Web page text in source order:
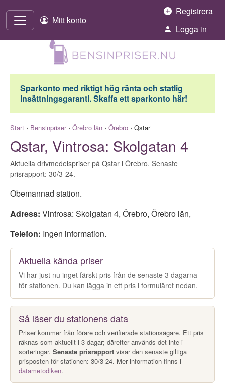
Mitt konto
Registrera
Logga in
Sparkonto med riktigt hög ränta och statlig
insättningsgaranti. Skaffa ett sparkonto här!
Start › Bensinpriser› Örebro län › Örebro › Qstar
Qstar, Vintrosa: Skolgatan 4
Aktuella drivmedelspriser på Qstar i Örebro. Senaste
prisrapport: 30/3-24.
Obemannad station.
Adress: Vintrosa: Skolgatan 4, Örebro, Örebro län,
Telefon: Ingen information.
Aktuella kända priser
Vi har just nu inget färskt pris från de senaste 3 dagarna
för stationen. Du kan lägga in ett pris i formuläret nedan.
Så läser du stationens data
Priser kommer från förare och verifierade stationsägare. Ett pris
räknas som aktuellt i 3 dagar; därefter används det inte i
sorteringar. Senaste prisrapport visar den senaste giltiga
prisposten för stationen: 30/3-24. Mer information finns i
datametodiken.